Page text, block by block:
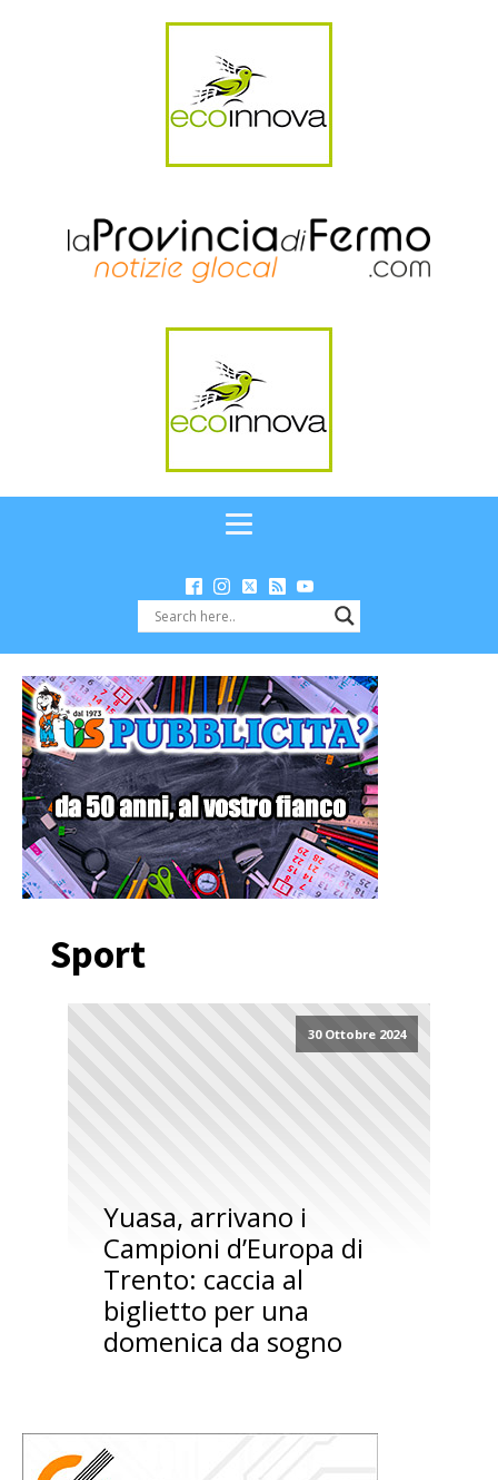
Sport
30 Ottobre 2024
Yuasa, arrivano i
Campioni d’Europa di
Trento: caccia al
biglietto per una
domenica da sogno